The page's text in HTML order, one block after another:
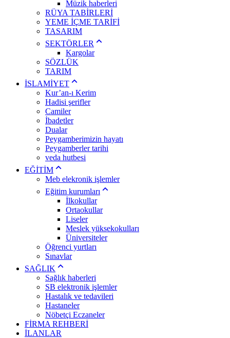
Müzik haberleri
RÜYA TABİRLERİ
YEME İÇME TARİFİ
TASARIM
SEKTÖRLER
Kargolar
SÖZLÜK
TARIM
İSLAMİYET
Kur’an-ı Kerim
Hadisi şerifler
Camiler
İbadetler
Dualar
Peygamberimizin hayatı
Peygamberler tarihi
veda hutbesi
EĞİTİM
Meb elekronik işlemler
Eğitim kurumları
İlkokullar
Ortaokullar
Liseler
Meslek yüksekokulları
Üniversiteler
Öğrenci yurtları
Sınavlar
SAĞLIK
Sağlık haberleri
SB elektronik işlemler
Hastalık ve tedavileri
Hastaneler
Nöbetçi Eczaneler
FİRMA REHBERİ
İLANLAR